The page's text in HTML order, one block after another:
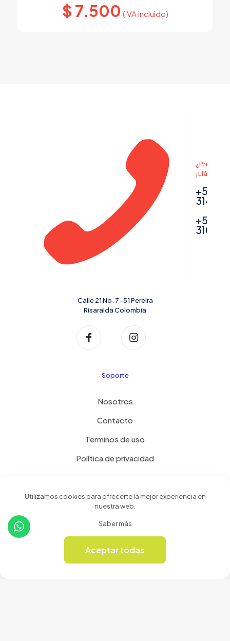
$ 7.500 (IVA incluido)
+57
+57
Calle 21 No. 7-51 Pereira
Risaralda Colombia
Soporte
Nosotros
Contacto
Terminos de uso
Política de privacidad
Revista Online
Utilizamos cookies para ofrecerte la mejor experiencia en
nuestra web.
Saber más
Aceptar todas